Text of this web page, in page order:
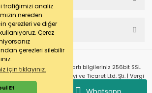
trafiğimizi analiz
nereden
çerezleri ve diğer
Çerez
çerezleri silebilir
için tıklayınız.
Et
Hakları Saklıdır. Kredi kartı bilgileriniz 256bit SSL
Pasfil Makine Sanayi ve Ticaret Ltd. Şti. | Vergi
No: 072204366100013 | Ticaret Sicil No: 586968-0